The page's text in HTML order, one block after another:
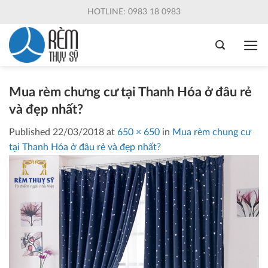
content
HOTLINE: 0983 18 0983
Mua rèm chưng cư tại Thanh Hóa ở đâu rẻ
và đẹp nhất?
Published 22/03/2018 at 650 × 650 in Mua rèm chung cư
tại Thanh Hóa ở đâu rẻ và đẹp nhất?